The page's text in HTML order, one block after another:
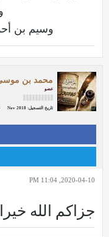
وسيم بن
محمد بن
عضو
تاريخ التسجيل: Nov 2018
2020-04-10, 11:04 PM
جزاكم الله